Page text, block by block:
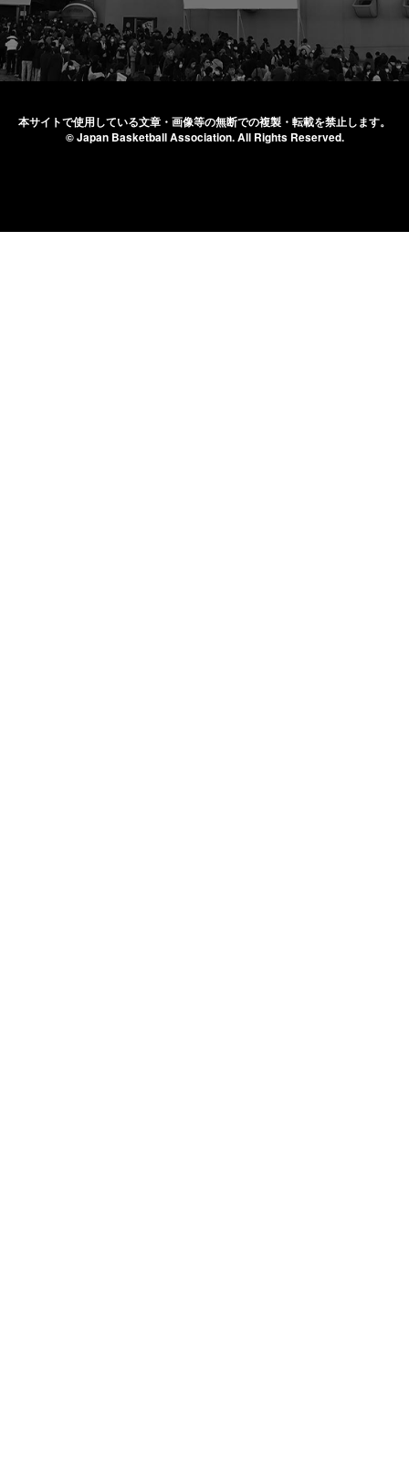
本サイトで使用している文章・画像等の無断での複製・転載を禁止します。
© Japan Basketball Association.All Rights Reserved.